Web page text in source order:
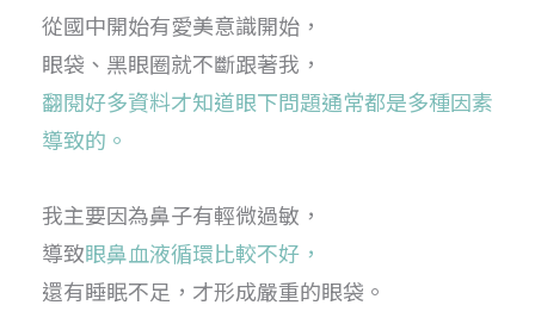
從國中開始有愛美意識開始，
眼袋、黑眼圈就不斷跟著我，
翻閱好多資料才知道眼下問題通常都是多種因素
導致的。
我主要因為鼻子有輕微過敏，
導致眼鼻血液循環比較不好，
還有睡眠不足，才形成嚴重的眼袋。